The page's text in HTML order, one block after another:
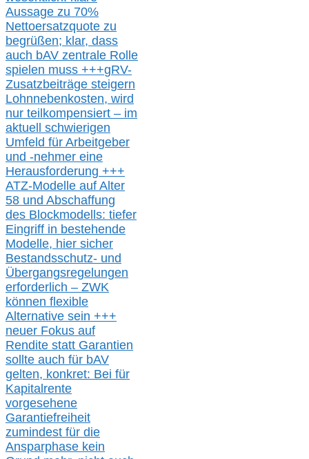
Aussage zu 70%
Nettoersatzquote zu
begrüßen; klar, dass
auch bAV zentrale Rolle
spielen muss +++gRV-
Zusatzbeiträge steigern
Lohnnebenkosten, wird
nur teilkompensiert – im
aktuell schwierigen
Umfeld für Arbeitgeber
und -nehmer eine
Herausforderung +++
ATZ-Modelle auf Alter
58 und Abschaffung
des Blockmodells: tiefer
Eingriff in bestehende
Modelle, hier sicher
Bestandsschutz- und
Übergangsregelungen
erforderlich – ZWK
können flexible
Alternative sein +++
neuer Fokus auf
Rendite statt Garantien
sollte auch für bAV
gelten, konkret: Bei für
Kapitalrente
vorgesehene
Garantiefreiheit
zumindest für die
Ansparphase kein